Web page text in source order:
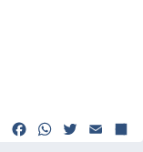
Facebook